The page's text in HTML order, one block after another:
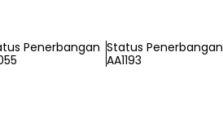
Penerbangan Status Penerbangan
AA1193